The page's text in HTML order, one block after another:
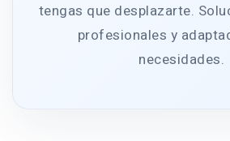
tengas que desplazarte.
profesionales y
necesidades.